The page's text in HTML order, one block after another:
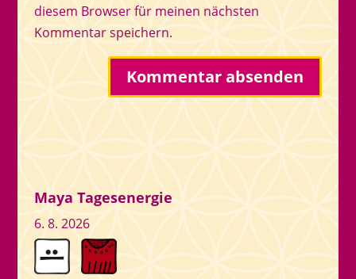
diesem Browser für meinen nächsten
Kommentar speichern.
Maya Tagesenergie
6. 8. 2026